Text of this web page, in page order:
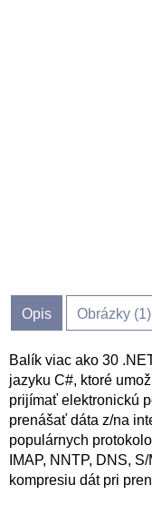
Opis Obrázky (1)
Balík viac ako 30
jazyku C#, ktoré
prijímať elektronickú
prenášať dáta z/na
populárnych
IMAP, NNTP, DNS,
kompresiu dát pri